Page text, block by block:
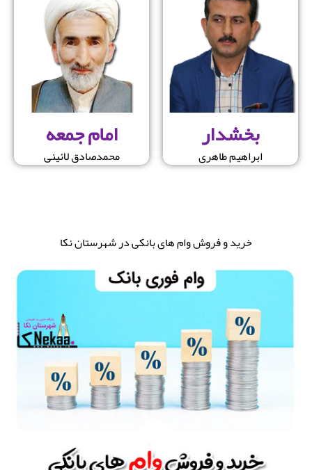
بخشدار
ابراهیم طاهری
امام جمعه
محمدصادق لائینی
خرید و فروش وام های بانکی در شهرستان نکا